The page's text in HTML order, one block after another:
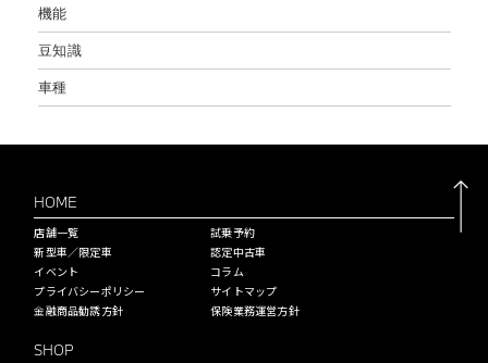
機能
豆知識
車種
HOME
店舗一覧
新型車／限定車
イベント
プライバシーポリシー
金融商品勧誘方針
試乗予約
認定中古車
コラム
サイトマップ
保険業務運営方針
SHOP